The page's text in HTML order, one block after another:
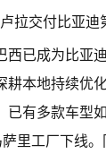
拉交付比亚
西已成为比亚
耕本地持续优
已有多款车型
里工厂下线